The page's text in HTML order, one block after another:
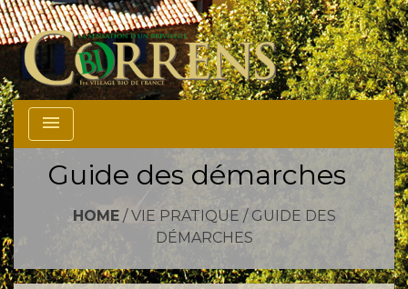
menu
Guide des démarches
HOME/ VIE PRATIQUE / GUIDE DES
DÉMARCHES